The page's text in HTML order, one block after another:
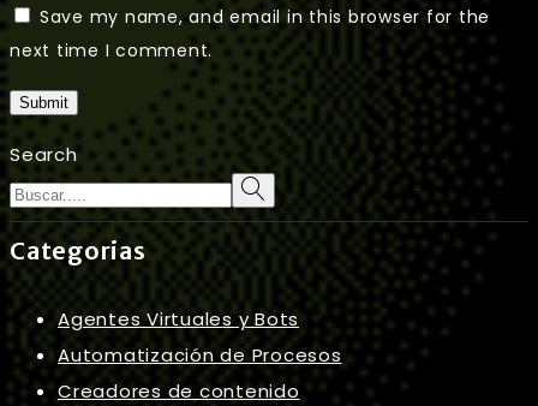
Save my name, and email in this browser for the
next time I comment.
Submit
Search
Categorias
Agentes Virtuales y Bots
Automatización de Procesos
Creadores de contenido